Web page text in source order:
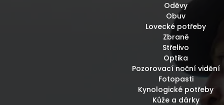
Oděvy
Obuv
Lovecké potřeby
Zbraně
Střelivo
Optika
Pozorovací noční vidění
Fotopasti
Kynologické potřeby
Kůže a dárky